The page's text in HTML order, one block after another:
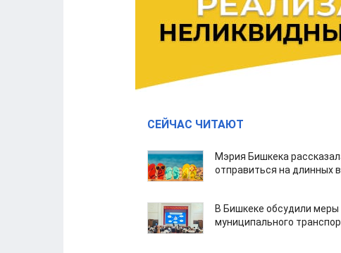
СЕЙЧАС ЧИТАЮТ
Мэрия Бишкека
отправиться на длинных
В Бишкеке обсудили
муниципального